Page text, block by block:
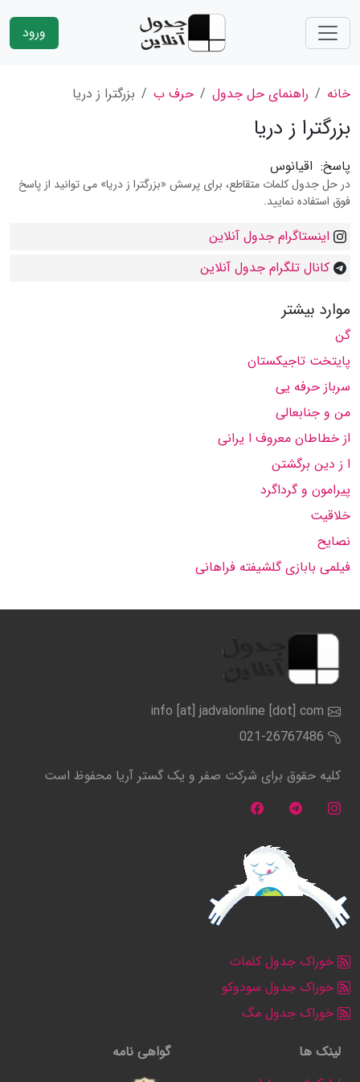
ورود
خانه راهنمای حل جدول حرف ب بزرگترا ز دریا
بزرگترا ز دریا
پاسخ: اقیانوس
در حل جدول کلمات متقاطع، برای پرسش «بزرگترا ز دریا» می توانید از پاسخ
فوق استفاده نمایید.
اینستاگرام جدول آنلاین
کانال تلگرام جدول آنلاین
موارد بیشتر
گن
پایتخت تاجیكستان
سرباز حرفه یی
من و جنابعالی
از خطاطان معروف ا یرانی
ا ز دین برگشتن
پیرامون و گرداگرد
خلاقیت
نصایح
فیلمی بابازی گلشیفته فراهانی
info [at] jadvalonline [dot] com
021-26767486
کلیه حقوق برای شرکت صفر و یک گستر آریا محفوظ است
خوراک جدول کلمات
خوراک جدول سودوکو
خوراک جدول مگ
لینک ها
گواهی نامه